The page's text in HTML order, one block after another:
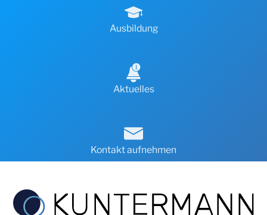
Ausbildung
Aktuelles
Kontakt aufnehmen